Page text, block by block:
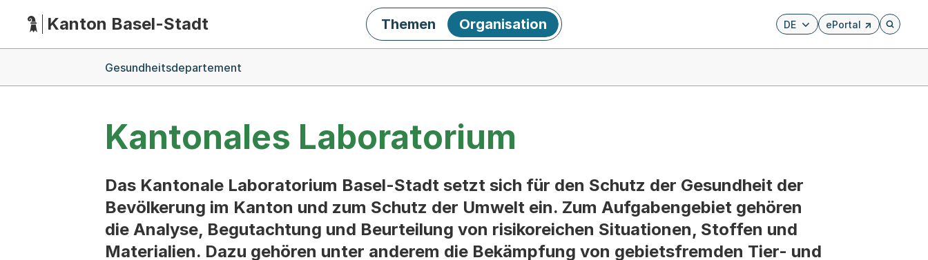
HauptnavigationKanton Basel-Stadt DE ePortal
Externer Link, wird in
Öffnet
Themen Organisation
Gesundheitsdepartement
Kantonales Laboratorium
Das Kantonale Laboratorium Basel-Stadt setzt sich für den Schutz der Gesundheit der
Bevölkerung im Kanton und zum Schutz der Umwelt ein. Zum Aufgabengebiet gehören
die Analyse, Begutachtung und Beurteilung von risikoreichen Situationen, Stoffen und
Materialien. Dazu gehören unter anderem die Bekämpfung von gebietsfremden Tier- und